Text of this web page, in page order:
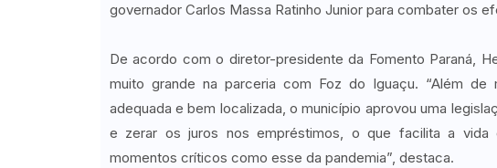
governador Carlos Massa Ratinho Junior para combater os
De acordo com o diretor-presidente da Fomento Paraná,
muito grande na parceria com Foz do Iguaçu. “Além
adequada e bem localizada, o município aprovou uma
e zerar os juros nos empréstimos, o que facilita a
momentos críticos como esse da pandemia”, destaca.